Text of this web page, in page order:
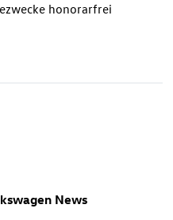
honorarfrei
News